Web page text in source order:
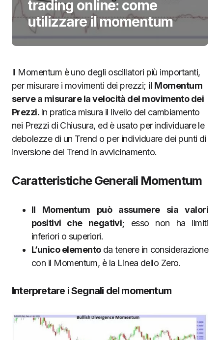
trading online: come
utilizzare il momentum
Il Momentum è uno degli oscillatori più importanti,
per misurare i movimenti dei prezzi; il Momentum
serve a misurare la velocità del movimento dei
Prezzi. In pratica misura il livello del cambiamento
nei Prezzi di Chiusura, ed è usato per individuare le
debolezze di un Trend o per individuare dei punti di
inversione del Trend in avvicinamento.
Caratteristiche Generali Momentum
Il Momentum può assumere sia valori
positivi che negativi; esso non ha limiti
inferiori o superiori.
L’unico elemento da tenere in considerazione
con il Momentum, è la Linea dello Zero.
Interpretare i Segnali del momentum